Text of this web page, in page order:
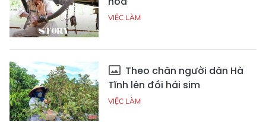
VIỆC LÀM
Theo chân người dân Hà
Tĩnh lên đồi hái sim
VIỆC LÀM